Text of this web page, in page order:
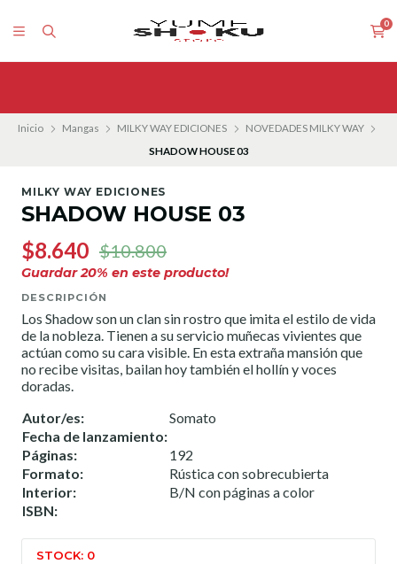
0
Inicio Mangas MILKY WAY EDICIONES
NOVEDADES MILKY WAY
SHADOW HOUSE 03
MILKY WAY EDICIONES
SHADOW HOUSE 03
$8.640 $10.800
Guardar20% en este producto!
DESCRIPCIÓN
Los Shadow son un clan sin rostro que imita el estilo de vida
de la nobleza. Tienen a su servicio muñecas vivientes que
actúan como su cara visible. En esta extraña mansión que
no recibe visitas, bailan hoy también el hollín y voces
doradas.
Autor/es:
Somato
Fecha de lanzamiento:
Páginas:
192
Formato:
Rústica con sobrecubierta
Interior:
B/N con páginas a color
ISBN:
STOCK: 0